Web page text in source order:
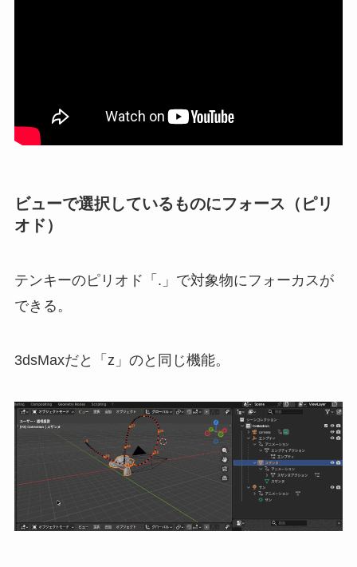
ビューで選択しているものにフォース（ピリ
オド）
テンキーのピリオド「.」で対象物にフォーカスが
できる。
3dsMaxだと「z」のと同じ機能。